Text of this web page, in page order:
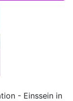
- Einssein in